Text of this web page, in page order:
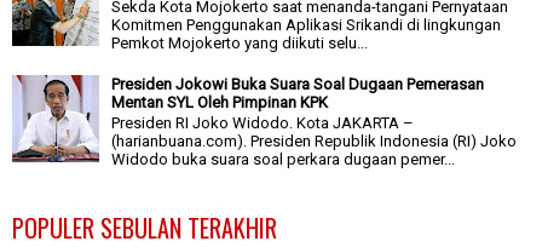
Sekda Kota Mojokerto saat menanda-tangani Pernyataan
Komitmen Penggunakan Aplikasi Srikandi di lingkungan
Pemkot Mojokerto yang diikuti selu...
Presiden Jokowi Buka Suara Soal Dugaan Pemerasan
Mentan SYL Oleh Pimpinan KPK
Presiden RI Joko Widodo. Kota JAKARTA –
(harianbuana.com). Presiden Republik Indonesia (RI) Joko
Widodo buka suara soal perkara dugaan pemer...
POPULER SEBULAN TERAKHIR